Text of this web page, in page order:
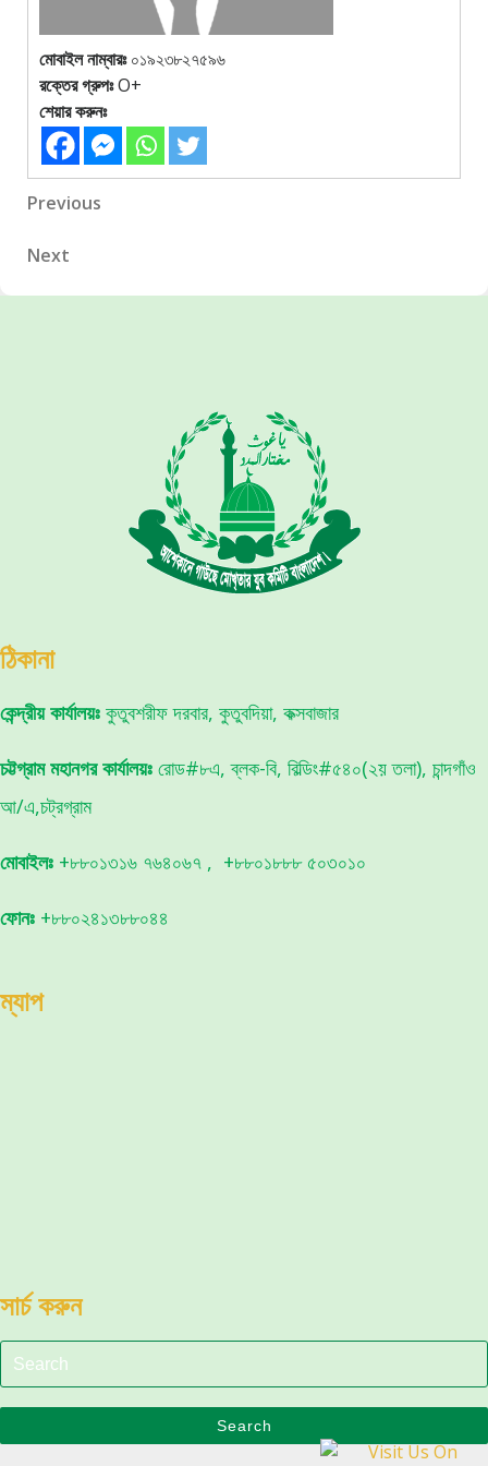
মোবাইল নাম্বারঃ০১৯২৩৮২৭৫৯৬
রক্তের গ্রুপঃO+
শেয়ার করুনঃ
Post
navigation
Previous
Previous
Next
Next
ঠিকানা
কেন্দ্রীয় কার্যালয়ঃ কুতুবশরীফ দরবার, কুতুবদিয়া, কক্সবাজার
চট্টগ্রাম মহানগর কার্যালয়ঃ রোড#৮এ, ব্লক-বি, বিল্ডিং#৫৪০(২য় তলা), চান্দগাঁও
আ/এ,চট্রগ্রাম
মোবাইলঃ +৮৮০১৩১৬ ৭৬৪০৬৭ , +৮৮০১৮৮৮ ৫০৩০১০
ফোনঃ +৮৮০২৪১৩৮৮০৪৪
ম্যাপ
সার্চ করুন
Search
for:
Search